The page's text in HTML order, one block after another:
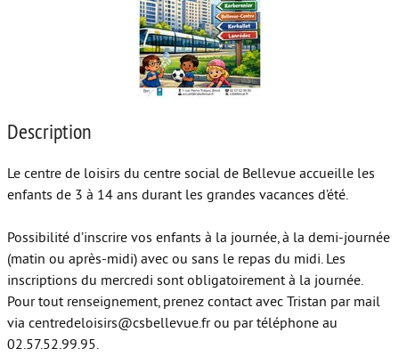
Sortir en famille
Vie de couple
Description
Le centre de loisirs du centre social de Bellevue accueille les
enfants de 3 à 14 ans durant les grandes vacances d’été.
Possibilité d’inscrire vos enfants à la journée, à la demi-journée
(matin ou après-midi) avec ou sans le repas du midi. Les
inscriptions du mercredi sont obligatoirement à la journée.
Pour tout renseignement, prenez contact avec Tristan par mail
via centredeloisirs@csbellevue.fr ou par téléphone au
02.57.52.99.95.